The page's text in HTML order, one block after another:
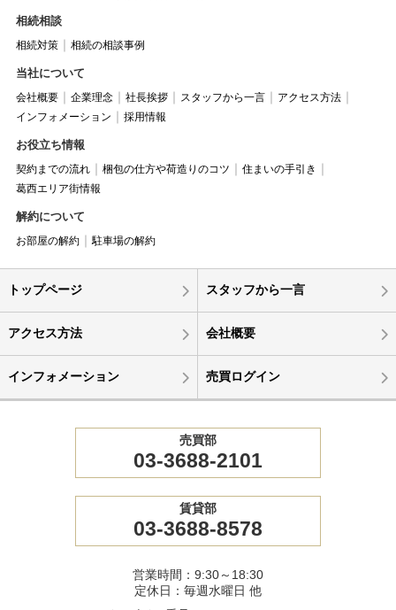
相続相談
相続対策 相続の相談事例
当社について
会社概要 企業理念 社長挨拶 スタッフから一言
アクセス方法
インフォメーション
採用情報
お役立ち情報
契約までの流れ 梱包の仕方や荷造りのコツ
住まいの手引き
葛西エリア街情報
解約について
お部屋の解約 駐車場の解約
トップページ スタッフから一言
アクセス方法 会社概要
インフォメーション 売買ログイン
売買部
03-3688-2101
賃貸部
03-3688-8578
営業時間：9:30～18:30
定休日：毎週水曜日 他